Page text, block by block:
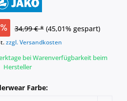
34,99 € * (45,01% gespart)
zzgl. Versandkosten
bei Warenverfügbarkeit beim
Hersteller
Farbe: